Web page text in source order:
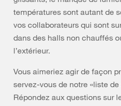
températures sont autant de
vos collaborateurs qui sont
dans des halls non chauffés
l’extérieur.
Vous aimeriez agir de façon
servez-vous de notre «liste
Répondez aux questions sur